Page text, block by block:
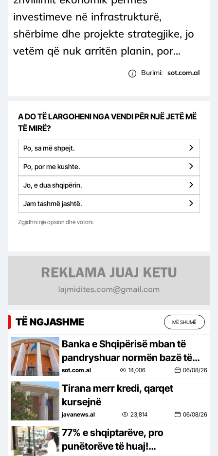
investimeve në infrastrukturë,
shërbime dhe projekte strategjike, jo
vetëm që nuk arritën planin, por...
Burimi: sot.com.al
A DO TË LARGOHENI NGA VENDI PËR NJË JETË MË
TË MIRË?
Po, sa më shpejt.
Po, por me kushte.
Jo, e dua shqipërin.
Jam tashmë jashtë.
Zgjidhni një opsion dhe votoni.
TË NGJASHME MË SHUMË
Banka e Shqipërisë mban të
pandryshuar normën bazë të
interesit në 2,5%, ja detajet
sot.com.al 14,006 06/08/26
Tirana merr kredi, qarqet
kursejnë
javanews.al 23,814 06/08/26
77% e shqiptarëve, pro
punëtorëve të huaj!